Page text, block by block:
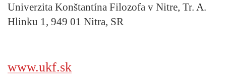
Univerzita Konštantína Filozofa v Nitre, Tr. A.
Hlinku 1, 949 01 Nitra, SR
www.ukf.sk